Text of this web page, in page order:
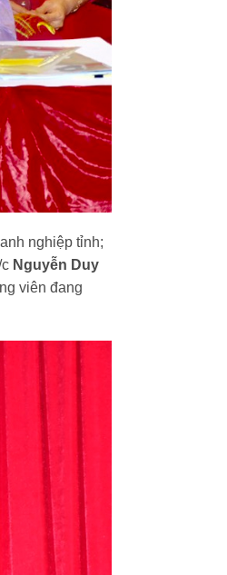
nghiệp tỉnh;
Nguyễn Duy
viên đang